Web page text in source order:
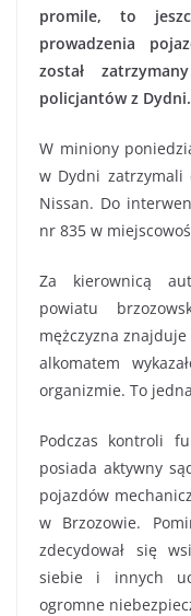
promile, to
prowadzenia
został
policjantów z Dydni.
W miniony
w Dydni
Nissan. Do
nr 835 w
Za kierownicą
powiatu
mężczyzna
alkomatem
organizmie. To
Podczas kontroli
posiada aktywny
pojazdów
w Brzozowie.
zdecydował się
siebie i innych
ogromne